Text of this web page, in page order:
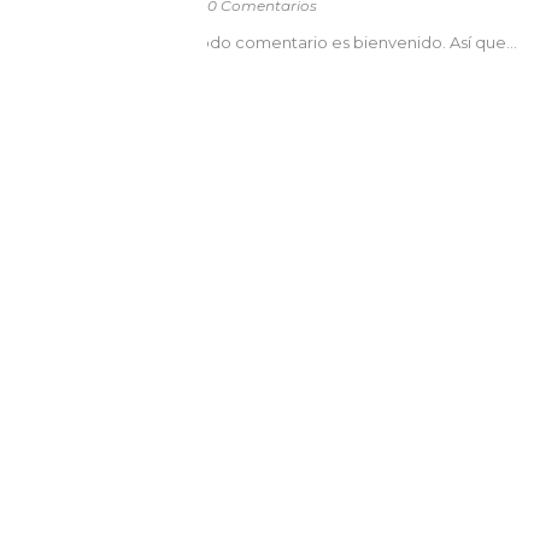
0 Comentarios
odo comentario es bienvenido. Así que...